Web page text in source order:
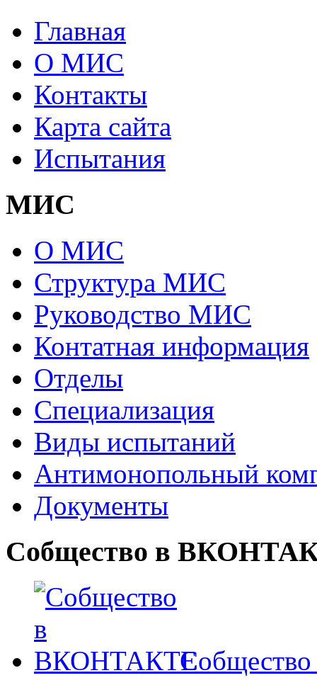
Главная
О МИС
Контакты
Карта сайта
Испытания
МИС
О МИС
Структура МИС
Руководство МИС
Контатная информация
Отделы
Специализация
Виды испытаний
Антимонопольный
Документы
Собщество в